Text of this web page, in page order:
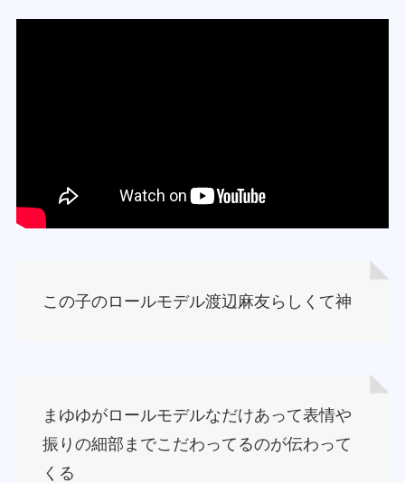
この子のロールモデル渡辺麻友らしくて神
まゆゆがロールモデルなだけあって表情や
振りの細部までこだわってるのが伝わって
くる